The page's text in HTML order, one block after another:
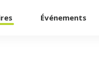
Événements